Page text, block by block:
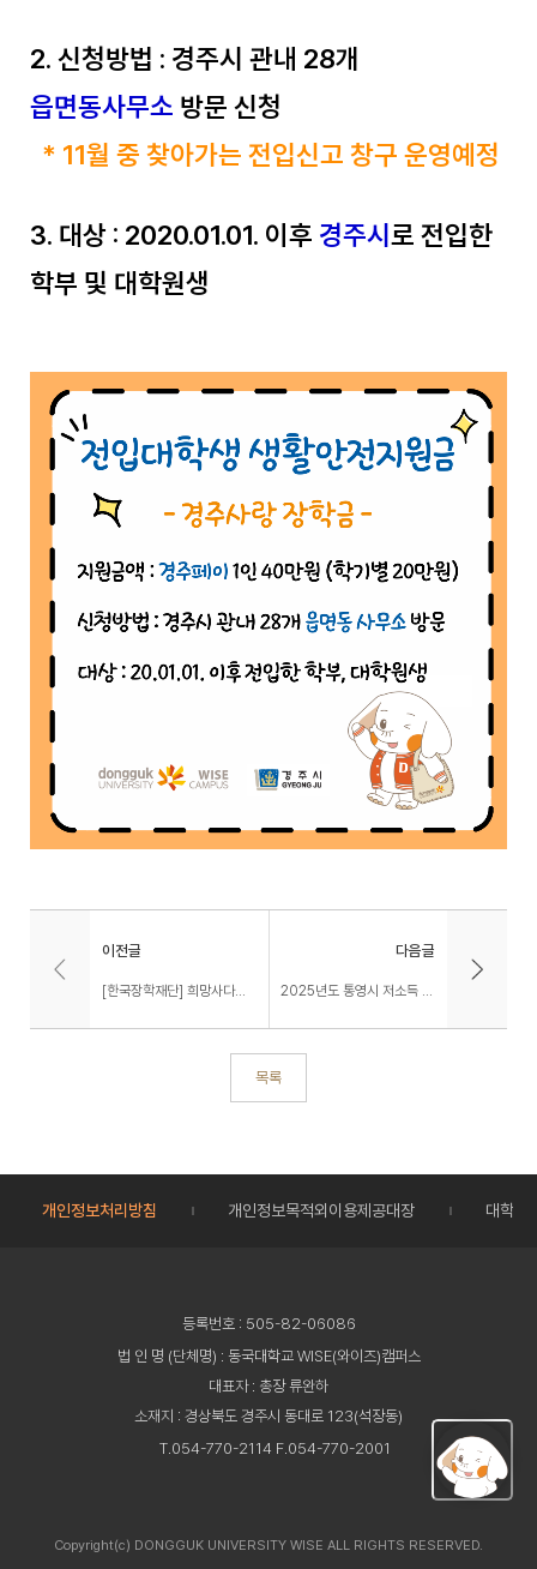
2. 신청방법 : 경주시 관내 28개
읍면동사무소 방문 신청
* 11월 중 찾아가는 전입신고 창구 운영예정
3. 대상 : 2020.01.01. 이후 경주시 로 전입한
학부 및 대학원생
이전글
[한국장학재단] 희망사다리 장학생 대상 서울 일자리 박람회 개최 안내
다음글
2025년도 통영시 저소득 대학생 장학금 지원 안내
목록
개인정보처리방침 개인정보목적외이용제공대장 대학정
등록번호 : 505-82-06086
법 인 명 (단체명) : 동국대학교 WISE(와이즈)캠퍼스
대표자 : 총장 류완하
소재지 : 경상북도 경주시 동대로 123(석장동)
T.054-770-2114 F.054-770-2001
Copyright(c) DONGGUK UNIVERSITY WISE ALL RIGHTS RESERVED.